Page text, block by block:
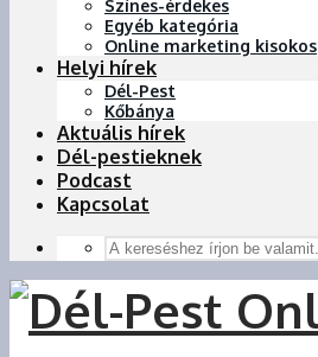
Színes-érdekes
Egyéb kategória
Online marketing kisokos
Helyi hírek
Dél-Pest
Kőbánya
Aktuális hírek
Dél-pestieknek
Podcast
Kapcsolat